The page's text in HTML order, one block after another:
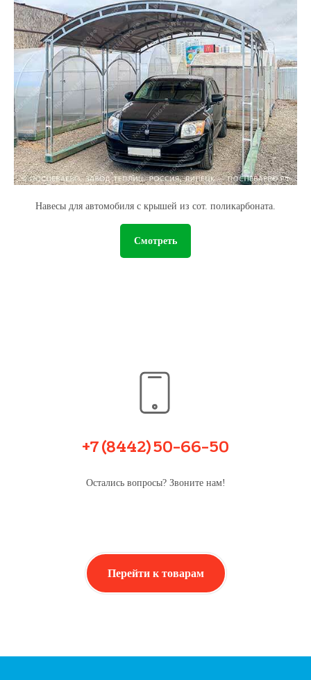
Навесы для автомобиля с крышей из сот. поликарбоната.
Смотреть
+7 (8442) 50-66-50
Остались вопросы? Звоните нам!
Перейти к товарам